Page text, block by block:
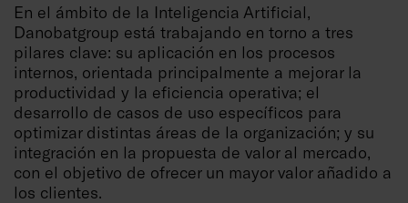
En el ámbito de la Inteligencia Artificial,
Danobatgroup está trabajando en torno a tres
pilares clave: su aplicación en los procesos
internos, orientada principalmente a mejorar la
productividad y la eficiencia operativa; el
desarrollo de casos de uso específicos para
optimizar distintas áreas de la organización; y su
integración en la propuesta de valor al mercado,
con el objetivo de ofrecer un mayor valor añadido a
los clientes.